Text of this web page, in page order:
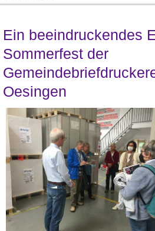
Ein beeindruckendes
Sommerfest der
Oesingen